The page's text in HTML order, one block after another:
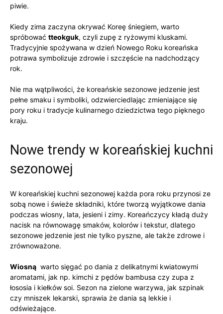
piwie.
Kiedy zima zaczyna okrywać ⁢Koreę ‌śniegiem,‍ warto⁣
spróbować tteokguk, czyli zupę⁤ z ryżowymi kluskami.
Tradycyjnie spożywana w dzień Nowego ⁣Roku koreańska
potrawa symbolizuje zdrowie i szczęście ⁣na ​nadchodzący
rok.
Nie ⁤ma ⁣wątpliwości, ⁢że koreańskie sezonowe jedzenie jest⁣
pełne‌ smaku ⁣i symboliki, odzwierciedlając zmieniające ⁢się
pory roku i tradycje ⁢kulinarnego dziedzictwa ​tego pięknego
kraju.
Nowe trendy w koreańskiej⁣ kuchni
sezonowej
W⁢ koreańskiej kuchni⁣ sezonowej każda⁤ pora roku⁤ przynosi ze​
sobą nowe i świeże ⁢składniki, które tworzą wyjątkowe dania
podczas wiosny, ⁢lata, jesieni​ i zimy. ⁣Koreańczycy ⁢kładą duży
nacisk ⁣na​ równowagę ⁣smaków, kolorów i tekstur, dlatego ​
sezonowe jedzenie ⁢jest nie ​tylko‍ pyszne, ale także ⁣zdrowe i
zrównoważone.
Wiosną ⁤ warto sięgać po dania z delikatnymi kwiatowymi
aromatami, jak np. kimchi z pędów‍ bambusa czy zupa z
łososia i kiełków soi. Sezon na zielone warzywa, jak szpinak
czy mniszek lekarski, sprawia że dania są lekkie i
⁢odświeżające.